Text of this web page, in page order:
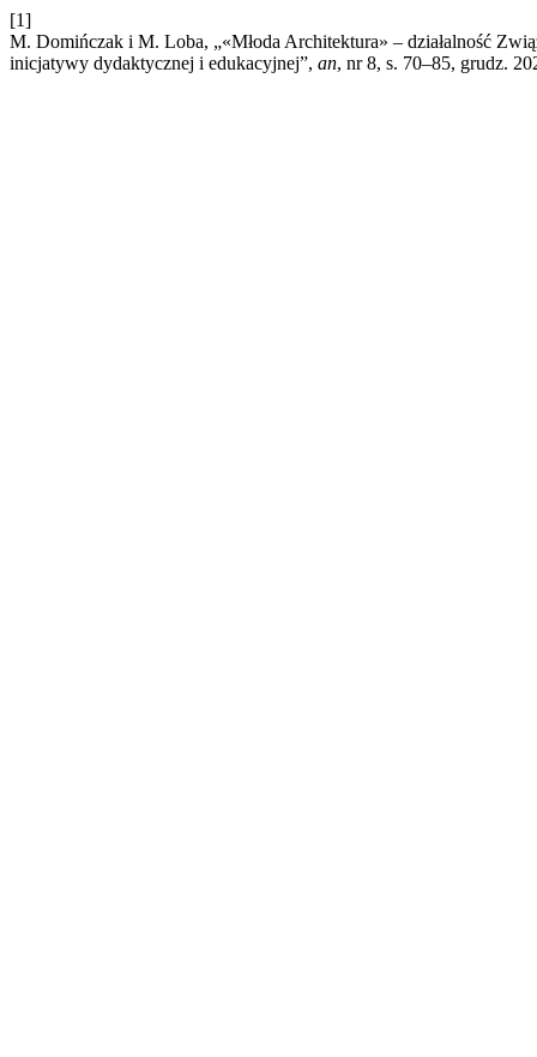
[1]
M. Domińczak i M. Loba, „«Młoda Architektura» – działalność
inicjatywy dydaktycznej i edukacyjnej”, an, nr 8, s. 70–85, grudz.